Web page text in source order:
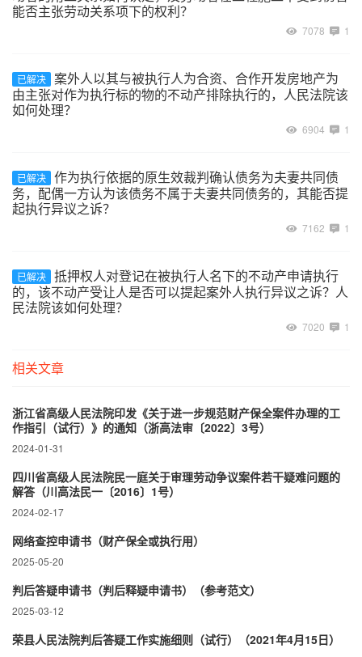
能否主张劳动关系项下的权利？
7078 1
已解决 案外人以其与被执行人为合资、合作开发房地产为
由主张对作为执行标的物的不动产排除执行的，人民法院该
如何处理？
6904 1
已解决 作为执行依据的原生效裁判确认债务为夫妻共同债
务，配偶一方认为该债务不属于夫妻共同债务的，其能否提
起执行异议之诉？
7162 1
已解决 抵押权人对登记在被执行人名下的不动产申请执行
的，该不动产受让人是否可以提起案外人执行异议之诉？人
民法院该如何处理？
7020 1
相关文章
浙江省高级人民法院印发《关于进一步规范财产保全案件办理的工
作指引（试行）》的通知（浙高法审〔2022〕3号）
2024-01-31
四川省高级人民法院民一庭关于审理劳动争议案件若干疑难问题的
解答（川高法民一〔2016〕1号）
2024-02-17
网络查控申请书（财产保全或执行用）
2025-05-20
判后答疑申请书（判后释疑申请书）（参考范文）
2025-03-12
荣县人民法院判后答疑工作实施细则（试行）（2021年4月15日）